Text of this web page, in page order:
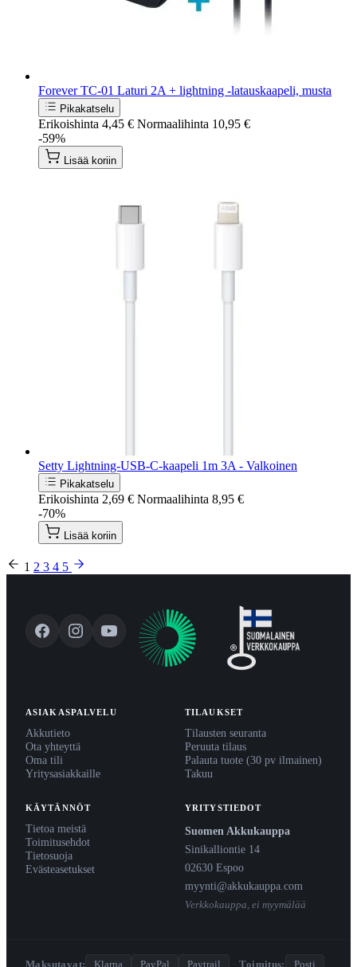
Forever TC-01 Laturi 2A + lightning -latauskaapeli, musta
Pikakatselu
Erikoishinta 4,45 € Normaalihinta 10,95 €
-59%
Lisää koriin
Setty Lightning-USB-C-kaapeli 1m 3A - Valkoinen
Pikakatselu
Erikoishinta 2,69 € Normaalihinta 8,95 €
-70%
Lisää koriin
1 2 3 4 5
ASIAKASPALVELU
Akkutieto
Ota yhteyttä
Oma tili
Yritysasiakkaille
TILAUKSET
Tilausten seuranta
Peruuta tilaus
Palauta tuote (30 pv ilmainen)
Takuu
KÄYTÄNNÖT
Tietoa meistä
Toimitusehdot
Tietosuoja
Evästeasetukset
YRITYSTIEDOT
Suomen Akkukauppa
Sinikalliontie 14
02630 Espoo
myynti@akkukauppa.com
Verkkokauppa, ei myymälää
Maksutavat: Klarna PayPal Paytrail · Toimitus: Posti